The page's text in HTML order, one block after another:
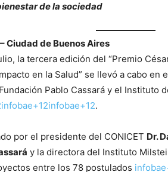
de la sociedad
Ciudad de Buenos Aires
la tercera edición del “Premio
en la Salud” se llevó a cabo en
Pablo Cassará y el Instituto
.
por el presidente del CONICET Dr.
y la directora del Instituto
entre los 78 postulados